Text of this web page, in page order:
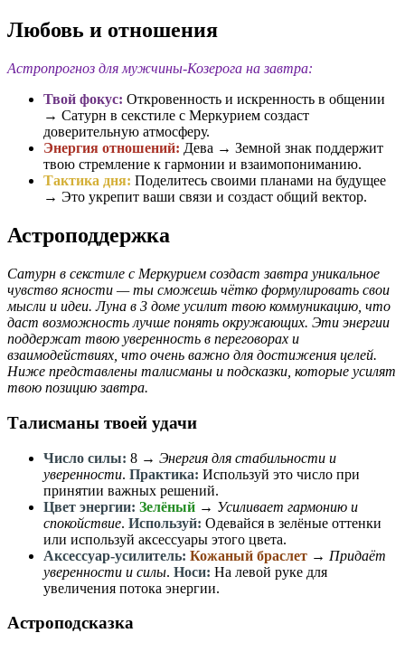
Любовь и отношения
Астропрогноз для мужчины-Козерога на завтра:
Твой фокус: Откровенность и искренность в общении
→ Сатурн в секстиле с Меркурием создаст
доверительную атмосферу.
Энергия отношений: Дева → Земной знак поддержит
твою стремление к гармонии и взаимопониманию.
Тактика дня: Поделитесь своими планами на будущее
→ Это укрепит ваши связи и создаст общий вектор.
Астроподдержка
Сатурн в секстиле с Меркурием создаст завтра уникальное
чувство ясности — ты сможешь чётко формулировать свои
мысли и идеи. Луна в 3 доме усилит твою коммуникацию, что
даст возможность лучше понять окружающих. Эти энергии
поддержат твою уверенность в переговорах и
взаимодействиях, что очень важно для достижения целей.
Ниже представлены талисманы и подсказки, которые усилят
твою позицию завтра.
Талисманы твоей удачи
Число силы: 8 → Энергия для стабильности и
уверенности. Практика: Используй это число при
принятии важных решений.
Цвет энергии: Зелёный → Усиливает гармонию и
спокойствие. Используй: Одевайся в зелёные оттенки
или используй аксессуары этого цвета.
Аксессуар-усилитель: Кожаный браслет → Придаёт
уверенности и силы. Носи: На левой руке для
увеличения потока энергии.
Астроподсказка